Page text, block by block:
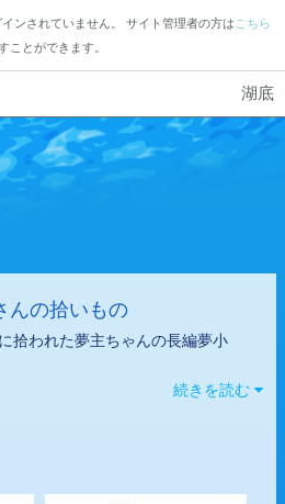
ンされていません。 サイト管理者の方は こちら
ことができます。
湖底
んの拾いもの
拾われた夢主ちゃんの長編夢小
れ女主、名前変換なし（既定人名で
続きを読む